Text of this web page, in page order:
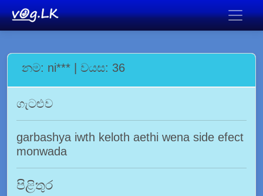
නම: ni*** | වයස: 36
ගැටළුව
garbashya iwth keloth aethi wena side efect
monwada
පිළිතුර